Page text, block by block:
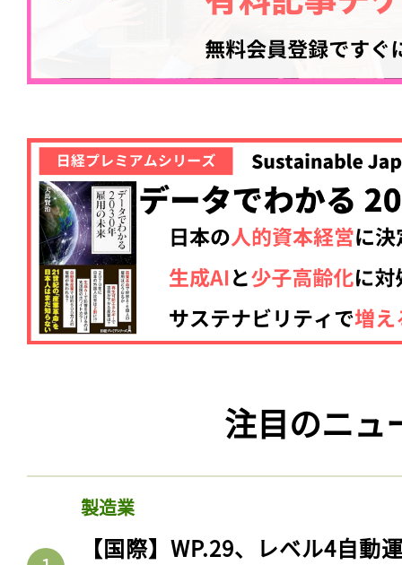
注目のニュ
製造業
【国際】WP.29、レベル4自動
記事をお気に入りに
ログインが必
ログイン
会員登録